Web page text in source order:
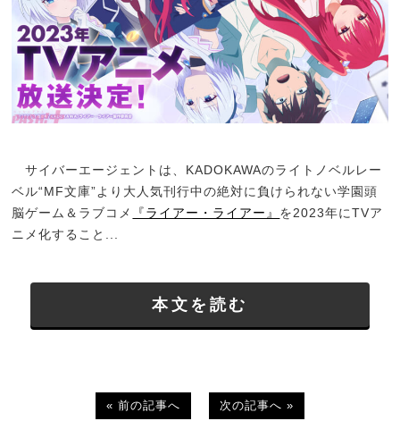
サイバーエージェントは、KADOKAWAのライトノベルレー
ベル“MF文庫”より大人気刊行中の絶対に負けられない学園頭
脳ゲーム＆ラブコメ
『ライアー・ライアー』 を2023年にTVア
ニメ化すること...
本文を読む
« 前の記事へ 次の記事へ »